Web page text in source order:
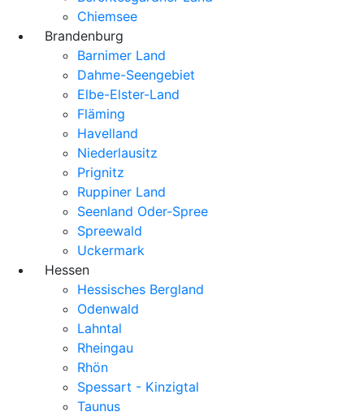
Chiemsee
Brandenburg
Barnimer Land
Dahme-Seengebiet
Elbe-Elster-Land
Fläming
Havelland
Niederlausitz
Prignitz
Ruppiner Land
Seenland Oder-Spree
Spreewald
Uckermark
Hessen
Hessisches Bergland
Odenwald
Lahntal
Rheingau
Rhön
Spessart - Kinzigtal
Taunus